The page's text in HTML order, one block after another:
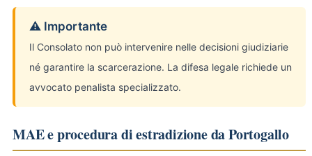
⚠ Importante
Il Consolato non può intervenire nelle decisioni giudiziarie
né garantire la scarcerazione. La difesa legale richiede un
avvocato penalista specializzato.
MAE e procedura di estradizione da Portogallo